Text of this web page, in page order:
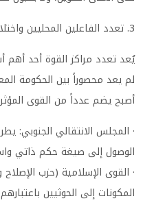
3. تعدد الفاعلين المحليين واختلاف الأجندات
يُعد تعدد مراكز القوة أحد أهم
لم يعد محصوراً بين الحكومة
أصبح يضم عدداً من القوى
· المجلس الانتقالي الجنوبي:
الوصول إلى صيغة حكم ذاتي
· القوى الإسلامية (حزب
المكونات إلى الحوثيين